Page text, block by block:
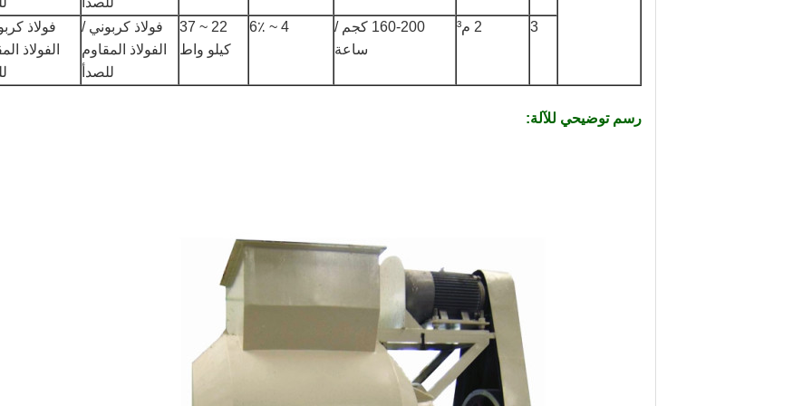
3
2 م³
160-200 كجم /
ساعة
4 ~ 6٪
22 ~ 37
كيلو واط
فولاذ كربوني /
الفولاذ المقاوم
للصدأ
فولاذ
الفولاذ
رسم توضيحي للآلة: